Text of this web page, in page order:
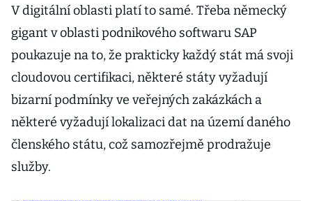
V digitální oblasti platí to samé. Třeba německý
gigant v oblasti podnikového softwaru SAP
poukazuje na to, že prakticky každý stát má svoji
cloudovou certifikaci, některé státy vyžadují
bizarní podmínky ve veřejných zakázkách a
některé vyžadují lokalizaci dat na území daného
členského státu, což samozřejmě prodražuje
služby.